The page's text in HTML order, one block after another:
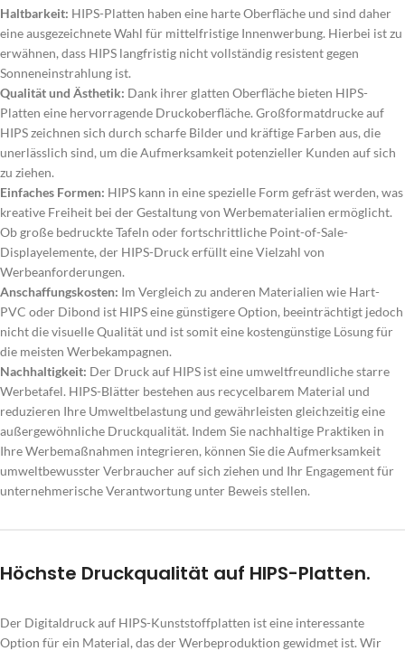
Haltbarkeit: HIPS-Platten haben eine harte Oberfläche und sind daher
eine ausgezeichnete Wahl für mittelfristige Innenwerbung. Hierbei ist zu
erwähnen, dass HIPS langfristig nicht vollständig resistent gegen
Sonneneinstrahlung ist.
Qualität und Ästhetik: Dank ihrer glatten Oberfläche bieten HIPS-
Platten eine hervorragende Druckoberfläche. Großformatdrucke auf
HIPS zeichnen sich durch scharfe Bilder und kräftige Farben aus, die
unerlässlich sind, um die Aufmerksamkeit potenzieller Kunden auf sich
zu ziehen.
Einfaches Formen: HIPS kann in eine spezielle Form gefräst werden, was
kreative Freiheit bei der Gestaltung von Werbematerialien ermöglicht.
Ob große bedruckte Tafeln oder fortschrittliche Point-of-Sale-
Displayelemente, der HIPS-Druck erfüllt eine Vielzahl von
Werbeanforderungen.
Anschaffungskosten: Im Vergleich zu anderen Materialien wie Hart-
PVC oder Dibond ist HIPS eine günstigere Option, beeinträchtigt jedoch
nicht die visuelle Qualität und ist somit eine kostengünstige Lösung für
die meisten Werbekampagnen.
Nachhaltigkeit: Der Druck auf HIPS ist eine umweltfreundliche starre
Werbetafel. HIPS-Blätter bestehen aus recycelbarem Material und
reduzieren Ihre Umweltbelastung und gewährleisten gleichzeitig eine
außergewöhnliche Druckqualität. Indem Sie nachhaltige Praktiken in
Ihre Werbemaßnahmen integrieren, können Sie die Aufmerksamkeit
umweltbewusster Verbraucher auf sich ziehen und Ihr Engagement für
unternehmerische Verantwortung unter Beweis stellen.
Höchste Druckqualität auf HIPS-Platten.
Der Digitaldruck auf HIPS-Kunststoffplatten ist eine interessante
Option für ein Material, das der Werbeproduktion gewidmet ist. Wir